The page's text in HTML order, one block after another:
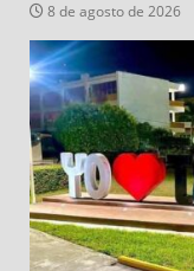
8 de agosto de 2026